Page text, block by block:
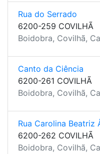
Rua do Serrado
6200-259 COVILHÃ
Boidobra, Covilhã,
Canto da Ciência
6200-261 COVILHÃ
Boidobra, Covilhã,
Rua Carolina Beatriz
6200-262 COVILHÃ
Boidobra, Covilhã,